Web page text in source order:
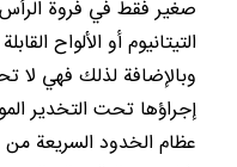
التيتانيوم أو الألواح
وبالإضافة لذلك فهي لا
إجراؤها تحت التخدير